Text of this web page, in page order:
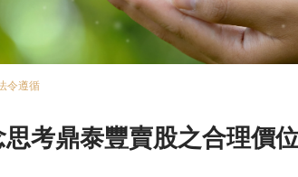
令遵循
思考鼎泰豐賣股之合理價位